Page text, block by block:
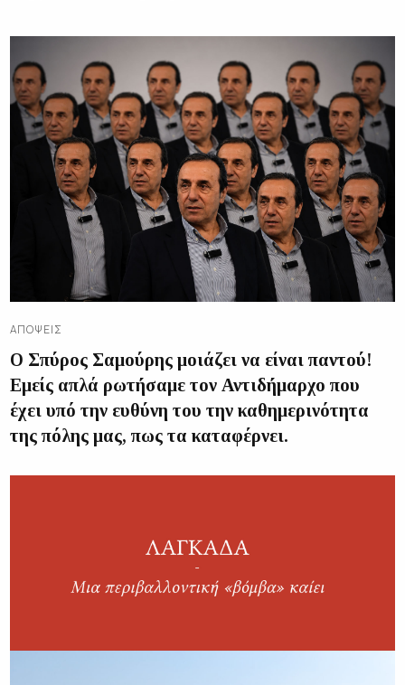
ΑΠΌΨΕΙΣ
Ο Σπύρος Σαμούρης μοιάζει να είναι παντού!
Εμείς απλά ρωτήσαμε τον Αντιδήμαρχο που
έχει υπό την ευθύνη του την καθημερινότητα
της πόλης μας, πως τα καταφέρνει.